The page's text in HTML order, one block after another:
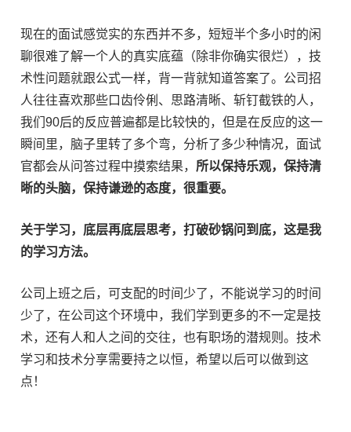
现在的面试感觉实的东西并不多，短短半个多小时的闲
聊很难了解一个人的真实底蕴（除非你确实很烂），技
术性问题就跟公式一样，背一背就知道答案了。公司招
人往往喜欢那些口齿伶俐、思路清晰、斩钉截铁的人，
我们90后的反应普遍都是比较快的，但是在反应的这一
瞬间里，脑子里转了多个弯，分析了多少种情况，面试
官都会从问答过程中摸索结果， 所以保持乐观，保持清
晰的头脑，保持谦逊的态度，很重要。
关于学习，底层再底层思考，打破砂锅问到底，这是我
的学习方法。
公司上班之后，可支配的时间少了，不能说学习的时间
少了，在公司这个环境中，我们学到更多的不一定是技
术，还有人和人之间的交往，也有职场的潜规则。技术
学习和技术分享需要持之以恒，希望以后可以做到这
点！